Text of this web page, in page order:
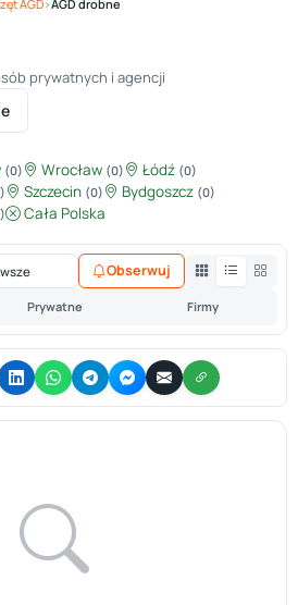
AGD›AGD drobne
prywatnych i agencji
(0) Wrocław (0) Łódź (0)
Szczecin (0) Bydgoszcz (0)
Cała Polska
Prywatne Firmy
Obserwuj